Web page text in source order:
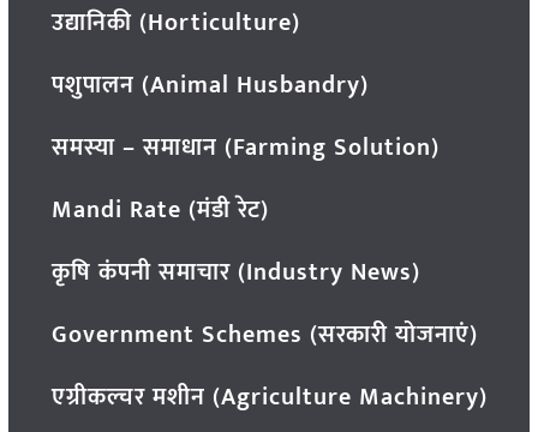
उद्यानिकी (Horticulture)
पशुपालन (Animal Husbandry)
समस्या – समाधान (Farming Solution)
Mandi Rate (मंडी रेट)
कृषि कंपनी समाचार (Industry News)
Government Schemes (सरकारी योजनाएं)
एग्रीकल्चर मशीन (Agriculture Machinery)